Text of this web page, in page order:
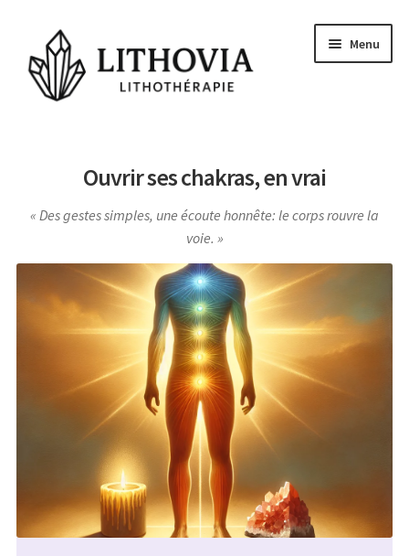
navigation
au
contenu
Menu
Les pierres
Signes Astrologiques
Conseils et actu
Questions
Voyance Gratuite
Ouvrir ses chakras, en vrai
Des gestes simples, une écoute honnête: le corps rouvre la
voie.